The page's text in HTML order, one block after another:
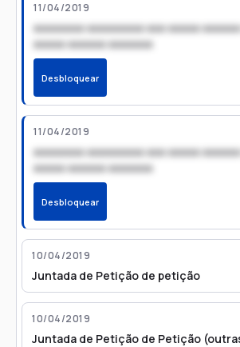
11/04/2019
xxxxxxxx xxxxxxxxx xxx xxxxx
xxxxx xxxxxx xxxxxxx
Desbloquear
11/04/2019
xxxxxxxx xxxxxxxxx xxx xxxxx
xxxxx xxxxxx xxxxxxx
Desbloquear
10/04/2019
Juntada de Petição de petição
10/04/2019
Juntada de Petição de Petição